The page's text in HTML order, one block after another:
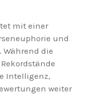
mit einer
und
die
Intelligenz,
weiter